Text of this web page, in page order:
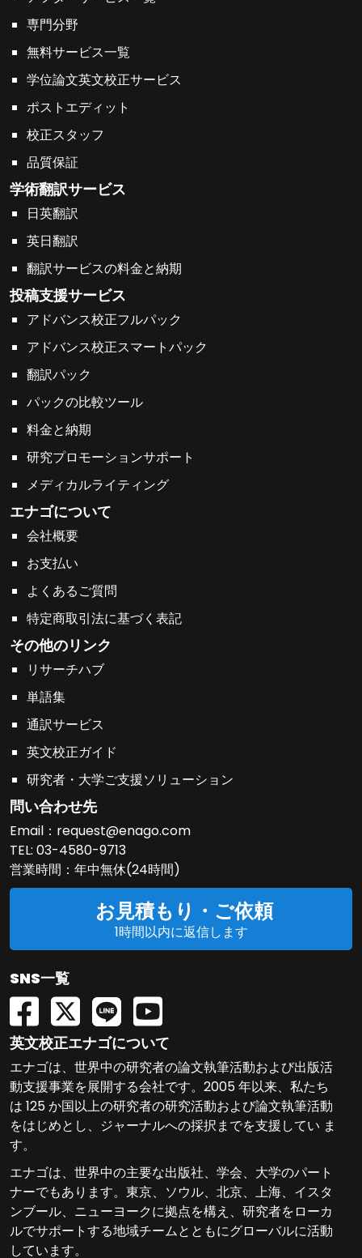
専門分野
無料サービス一覧
学位論文英文校正サービス
ポストエディット
校正スタッフ
品質保証
学術翻訳サービス
日英翻訳
英日翻訳
翻訳サービスの料金と納期
投稿支援サービス
アドバンス校正フルパック
アドバンス校正スマートパック
翻訳パック
パックの比較ツール
料金と納期
研究プロモーションサポート
メディカルライティング
エナゴについて
会社概要
お支払い
よくあるご質問
特定商取引法に基づく表記
その他のリンク
リサーチハブ
単語集
通訳サービス
英文校正ガイド
研究者・大学ご支援ソリューション
問い合わせ先
Email： request@enago.com
TEL: 03-4580-9713
営業時間：年中無休(24時間)
お見積もり・ご依頼
1時間以内に返信します
SNS一覧
英文校正エナゴについて
エナゴは、世界中の研究者の論文執筆活動および出版活
動支援事業を展開する会社です。2005 年以来、私たち
は 125 か国以上の研究者の研究活動および論文執筆活動
をはじめとし、ジャーナルへの採択までを支援してい ま
す。
エナゴは、世界中の主要な出版社、学会、大学のパート
ナーでもあります。東京、ソウル、北京、上海、イスタ
ンブール、ニューヨークに拠点を構え、研究者をローカ
ルでサポートする地域チームとともにグローバルに活動
しています。